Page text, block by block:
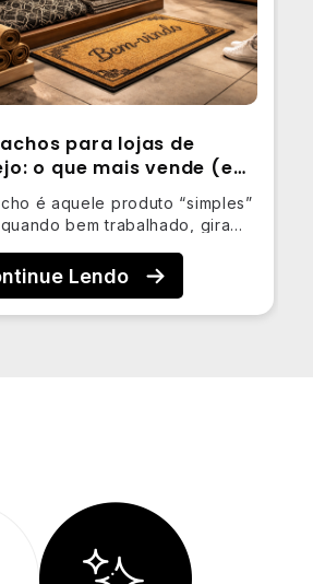
para lojas de
o que mais vende (e
é aquele produto “simples”
bem trabalhado, gira
Lendo